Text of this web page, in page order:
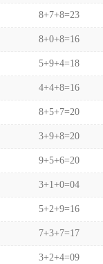
8+7+8=23
8+0+8=16
5+9+4=18
4+4+8=16
8+5+7=20
3+9+8=20
9+5+6=20
3+1+0=04
5+2+9=16
7+3+7=17
3+2+4=09